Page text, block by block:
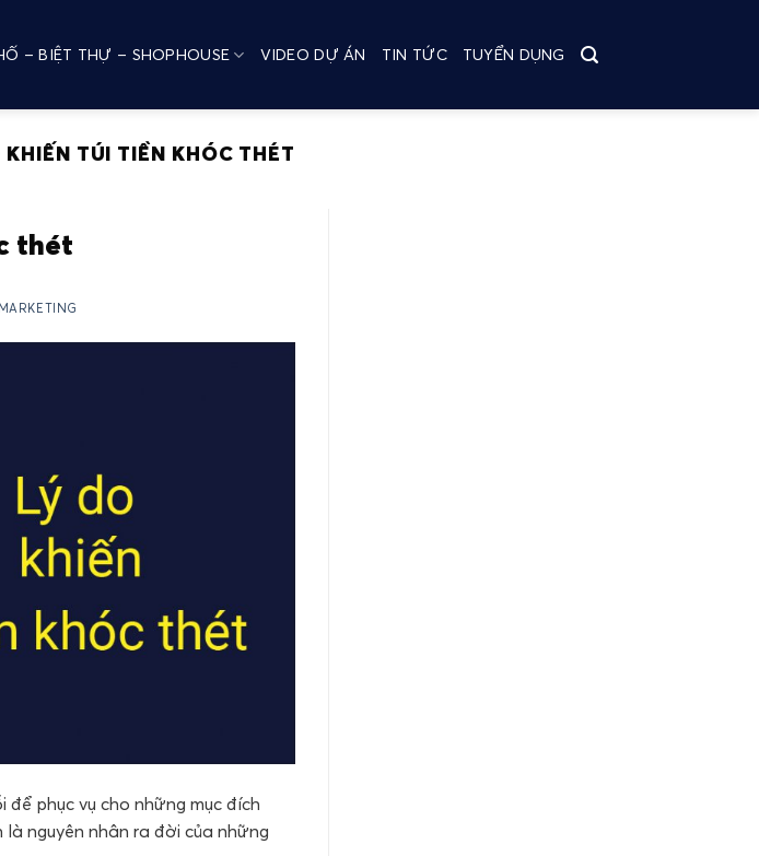
– BIỆT THỰ – SHOPHOUSE VIDEO DỰ ÁN TIN TỨC TUYỂN DỤNG
KHIẾN TÚI TIỀN KHÓC THÉT
thét
phục vụ cho những mục đích
nguyên nhân ra đời của những